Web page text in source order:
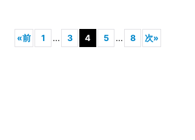
«前 1 ... 3 4 5 ... 8 次»